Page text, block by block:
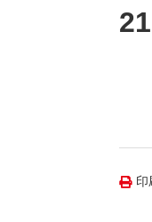
ニュース
印